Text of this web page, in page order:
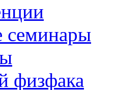
семинары
физфака